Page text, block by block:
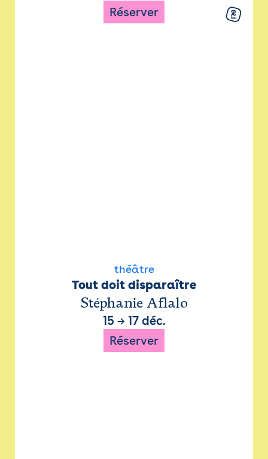
Réserver
théâtre
Tout doit disparaître
Stéphanie Aflalo
15 → 17 déc.
Réserver